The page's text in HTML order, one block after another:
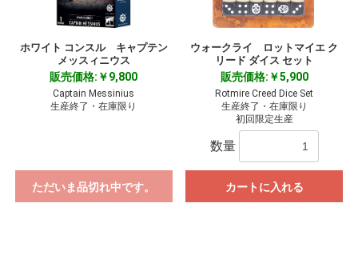
ホワイト コンスル キャプテン
メッスィニウス
販売価格:￥9,800
Captain Messinius
生産終了・在庫限り
ただいま品切れ中です。
ウォークライ ロットマイエ ク
リード ダイス セット
販売価格:￥5,900
Rotmire Creed Dice Set
生産終了・在庫限り
初回限定生産
数量
カートに入れる